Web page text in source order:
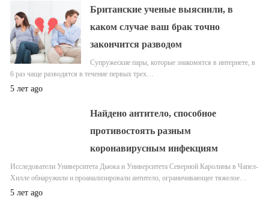
Британские ученые выяснили, в
каком случае ваш брак точно
закончится разводом
Супружеские пары, которые знакомятся в интернете, в
6 раз чаще разводятся в течение первых трех…
5 лет ago
Найдено антитело, способное
противостоять разным
коронавирусным инфекциям
Исследователи Университета Дьюка и Университета Северной Каролины в Чапел-
Хилле обнаружили и проанализировали антитело, ограничивающее тяжелое…
5 лет ago